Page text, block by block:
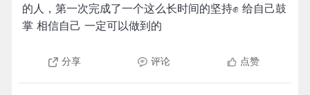
的人，第一次完成了一个这么长时间的坚持✊ 给自己鼓
掌 相信自己 一定可以做到的
分享 评论 点赞